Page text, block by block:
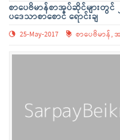
စာပေဗိမာန်စာအုပ်ဆိုင်မျာ
ပဒေသာစာစောင် ရောင်းချ
25-May-2017 စာပေဗိမာန်,